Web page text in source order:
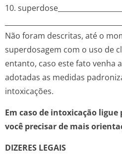
10.
Não foram descritas, até o
superdosagem com o uso de
entanto, caso este fato venha
adotadas as medidas
intoxicações.
Em caso de intoxicação ligue
você precisar de mais
DIZERES LEGAIS